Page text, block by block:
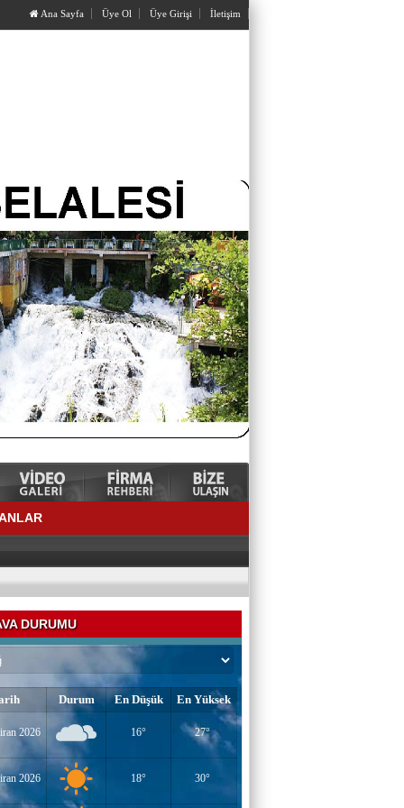
Ana Sayfa Üye Ol Üye Girişi İletişim
DURUMU
Durum En Düşük En Yüksek
2026 16° 27°
2026 18° 30°
YAZAR-ŞAİR MİRAÇ DOĞAN
Mavi Işık İnsanları